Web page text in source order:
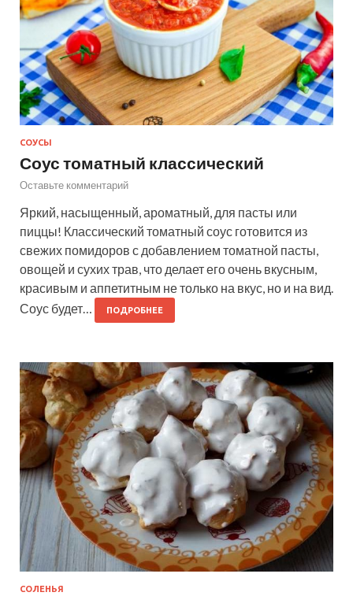
СОУСЫ
Соус томатный классический
Оставьте комментарий
Яркий, насыщенный, ароматный, для пасты или
пиццы! Классический томатный соус готовится из
свежих помидоров с добавлением томатной пасты,
овощей и сухих трав, что делает его очень вкусным,
красивым и аппетитным не только на вкус, но и на вид.
Соус будет…
ПОДРОБНЕЕ
СОЛЕНЬЯ